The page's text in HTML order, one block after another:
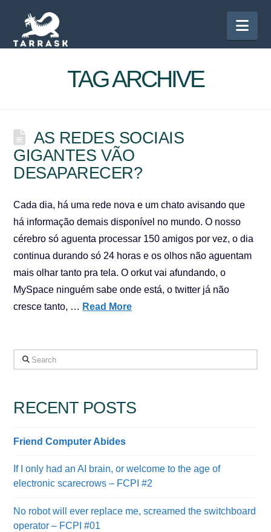
TAG ARCHIVE
AS REDES SOCIAIS
GIGANTES VÃO
DESAPARECER?
Cada dia, há uma rede nova e um chato avisando que
há informação demais disponível no mundo. O nosso
cérebro só aguenta processar 150 amigos por vez, o dia
continua durando só 24 horas e os olhos não aguentam
mais olhar tanto pra tela. O orkut vai afundando, o
MySpace ninguém sabe onde está, o twitter já não
cresce tanto, … Read More
Search
RECENT POSTS
Friend Computer Abides
If I only had an AI brain, or welcome to the age of
electronic scarecrows – FCPI #2
No robot will ever replace me, screamed the switchboard
operator – FCPI #01